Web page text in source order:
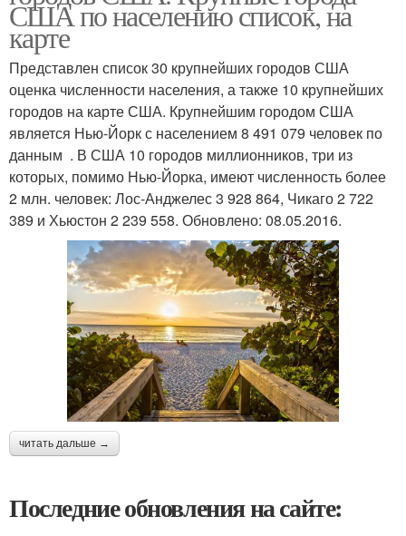
США по населению список, на
карте
Представлен список 30 крупнейших городов США
оценка численности населения, а также 10 крупнейших
городов на карте США. Крупнейшим городом США
является Нью-Йорк с населением 8 491 079 человек по
данным . В США 10 городов миллионников, три из
которых, помимо Нью-Йорка, имеют численность более
2 млн. человек: Лос-Анджелес 3 928 864, Чикаго 2 722
389 и Хьюстон 2 239 558. Обновлено: 08.05.2016.
читать дальше →
Последние обновления на сайте: